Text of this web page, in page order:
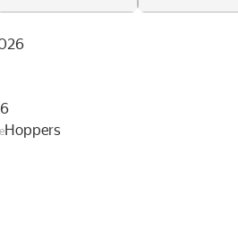
денесіне ауысып,
аттанады.
Hoppers